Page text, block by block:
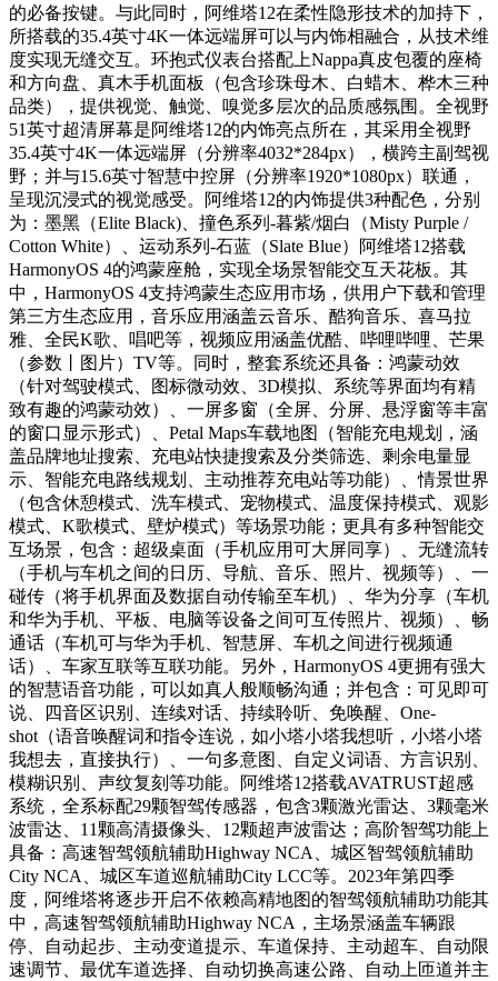
的必备按键。与此同时，阿维塔12在柔性隐形技术的加持下，
所搭载的35.4英寸4K一体远端屏可以与内饰相融合，从技术维
度实现无缝交互。环抱式仪表台搭配上Nappa真皮包覆的座椅
和方向盘、真木手机面板（包含珍珠母木、白蜡木、桦木三种
品类），提供视觉、触觉、嗅觉多层次的品质感氛围。全视野
51英寸超清屏幕是阿维塔12的内饰亮点所在，其采用全视野
35.4英寸4K一体远端屏（分辨率4032*284px），横跨主副驾视
野；并与15.6英寸智慧中控屏（分辨率1920*1080px）联通，
呈现沉浸式的视觉感受。阿维塔12的内饰提供3种配色，分别
为：墨黑（Elite Black)、撞色系列-暮紫/烟白（Misty Purple /
Cotton White）、运动系列-石蓝（Slate Blue）阿维塔12搭载
HarmonyOS 4的鸿蒙座舱，实现全场景智能交互天花板。其
中，HarmonyOS 4支持鸿蒙生态应用市场，供用户下载和管理
第三方生态应用，音乐应用涵盖云音乐、酷狗音乐、喜马拉
雅、全民K歌、唱吧等，视频应用涵盖优酷、哔哩哔哩、芒果
（参数丨图片）TV等。同时，整套系统还具备：鸿蒙动效
（针对驾驶模式、图标微动效、3D模拟、系统等界面均有精
致有趣的鸿蒙动效）、一屏多窗（全屏、分屏、悬浮窗等丰富
的窗口显示形式）、Petal Maps车载地图（智能充电规划，涵
盖品牌地址搜索、充电站快捷搜索及分类筛选、剩余电量显
示、智能充电路线规划、主动推荐充电站等功能）、情景世界
（包含休憩模式、洗车模式、宠物模式、温度保持模式、观影
模式、K歌模式、壁炉模式）等场景功能；更具有多种智能交
互场景，包含：超级桌面（手机应用可大屏同享）、无缝流转
（手机与车机之间的日历、导航、音乐、照片、视频等）、一
碰传（将手机界面及数据自动传输至车机）、华为分享（车机
和华为手机、平板、电脑等设备之间可互传照片、视频）、畅
通话（车机可与华为手机、智慧屏、车机之间进行视频通
话）、车家互联等互联功能。另外，HarmonyOS 4更拥有强大
的智慧语音功能，可以如真人般顺畅沟通；并包含：可见即可
说、四音区识别、连续对话、持续聆听、免唤醒、One-
shot（语音唤醒词和指令连说，如小塔小塔我想听，小塔小塔
我想去，直接执行）、一句多意图、自定义词语、方言识别、
模糊识别、声纹复刻等功能。阿维塔12搭载AVATRUST超感
系统，全系标配29颗智驾传感器，包含3颗激光雷达、3颗毫米
波雷达、11颗高清摄像头、12颗超声波雷达；高阶智驾功能上
具备：高速智驾领航辅助Highway NCA、城区智驾领航辅助
City NCA、城区车道巡航辅助City LCC等。2023年第四季
度，阿维塔将逐步开启不依赖高精地图的智驾领航辅助功能其
中，高速智驾领航辅助Highway NCA，主场景涵盖车辆跟
停、自动起步、主动变道提示、车道保持、主动超车、自动限
速调节、最优车道选择、自动切换高速公路、自动上匝道并主